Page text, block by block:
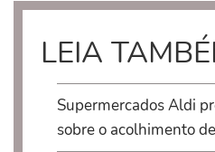
LEIA
Supermercados Aldi
sobre o acolhimento